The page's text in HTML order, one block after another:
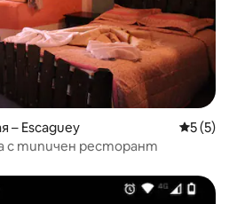
– Escaguey Средна
5 (5)
с типичен ресторант